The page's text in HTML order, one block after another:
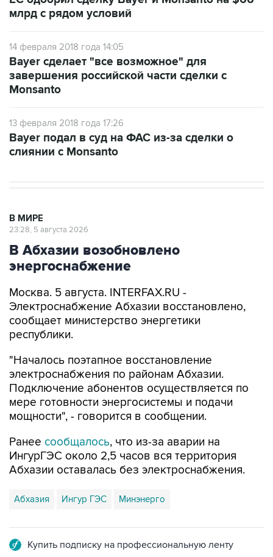
млрд с рядом условий
14 февраля 2018 года 14:05
Bayer сделает "все возможное" для
завершения российской части сделки с
Monsanto
13 февраля 2018 года 17:26
Bayer подал в суд на ФАС из-за сделки о
слиянии с Monsanto
В МИРЕ
23:28, 5 августа 2026
В Абхазии возобновлено
энергоснабжение
Москва. 5 августа. INTERFAX.RU -
Электроснабжение Абхазии восстановлено,
сообщает министерство энергетики
республики.
"Началось поэтапное восстановление
электроснабжения по районам Абхазии.
Подключение абонентов осуществляется по
мере готовности энергосистемы и подачи
мощности", - говорится в сообщении.
Ранее сообщалось, что из-за аварии на
ИнгурГЭС около 2,5 часов вся территория
Абхазии оставалась без электроснабжения.
Абхазия Ингур ГЭС Минэнерго
Купить подписку на профессиональную ленту